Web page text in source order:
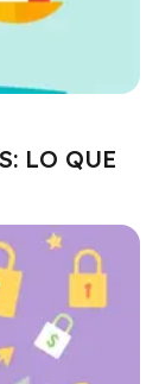
LO QUE